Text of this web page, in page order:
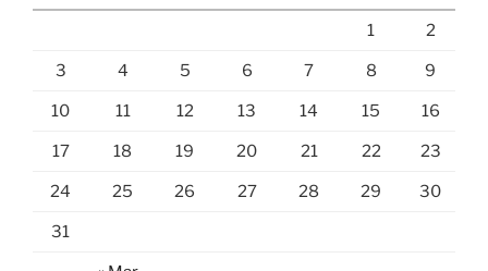
1 2
3 4 5 6 7 8 9
10 11 12 13 14 15 16
17 18 19 20 21 22 23
24 25 26 27 28 29 30
31